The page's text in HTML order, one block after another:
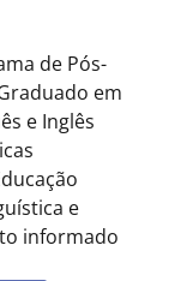
de Pós-
em
e Inglês
e
informado